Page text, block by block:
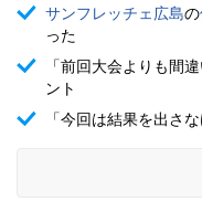
サンフレッチェ広島の
った
「前回大会よりも間
ント
「今回は結果を出さ